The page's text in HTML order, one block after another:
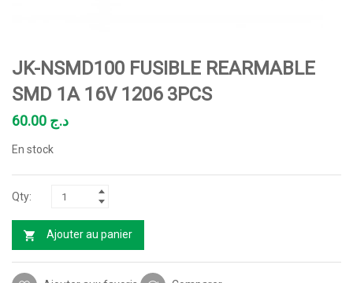
JK-NSMD100 FUSIBLE REARMABLE
SMD 1A 16V 1206 3PCS
د.ج
En stock
Ajouter au panier